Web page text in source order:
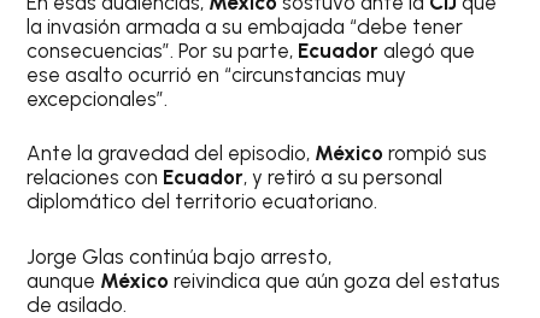
la invasión armada a su embajada “debe tener
consecuencias”. Por su parte, Ecuador alegó que
ese asalto ocurrió en “circunstancias muy
excepcionales”.
Ante la gravedad del episodio, México rompió sus
relaciones con Ecuador, y retiró a su personal
diplomático del territorio ecuatoriano.
Jorge Glas continúa bajo arresto,
aunque México reivindica que aún goza del estatus
de asilado.